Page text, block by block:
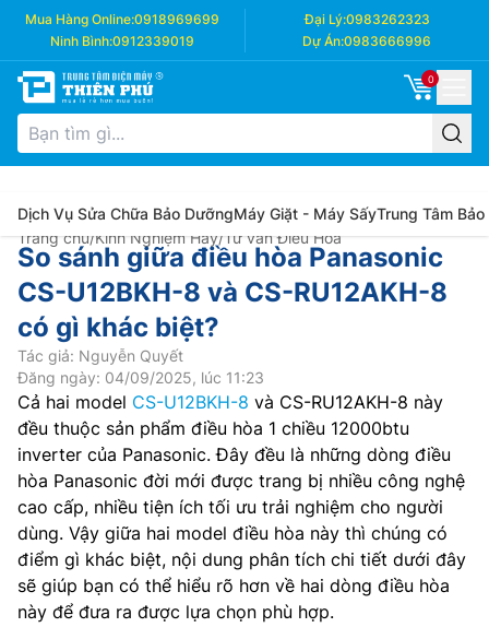
Mua Hàng Online:0918969699 Đại Lý:0983262323
Ninh Bình:0912339019 Dự Án:0983666996
0
Dịch Vụ Sửa Chữa Bảo DưỡngMáy Giặt - Máy SấyTrung Tâm Bảo
Trang chủ/Kinh Nghiệm Hay/Tư vấn Điều Hòa
So sánh giữa điều hòa Panasonic
CS-U12BKH-8 và CS-RU12AKH-8
có gì khác biệt?
Tác giả: Nguyễn Quyết
Đăng ngày: 04/09/2025, lúc 11:23
Cả hai model CS-U12BKH-8 và CS-RU12AKH-8 này
đều thuộc sản phẩm điều hòa 1 chiều 12000btu
inverter của Panasonic. Đây đều là những dòng điều
hòa Panasonic đời mới được trang bị nhiều công nghệ
cao cấp, nhiều tiện ích tối ưu trải nghiệm cho người
dùng. Vậy giữa hai model điều hòa này thì chúng có
điểm gì khác biệt, nội dung phân tích chi tiết dưới đây
sẽ giúp bạn có thể hiểu rõ hơn về hai dòng điều hòa
này để đưa ra được lựa chọn phù hợp.